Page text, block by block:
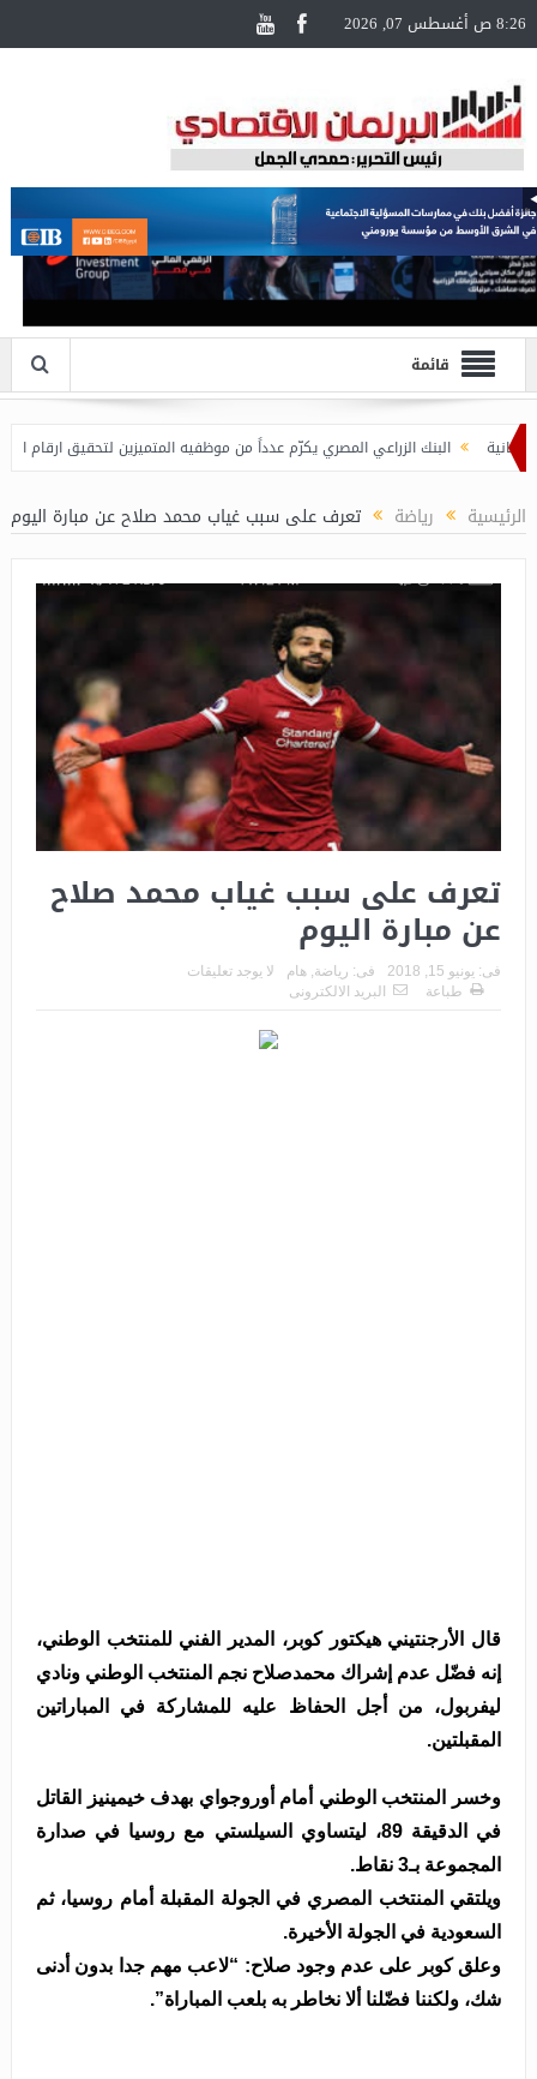
8:26 ص أغسطس 07, 2026
قائمة
البنك الزراعي المصري يكرّم عدداً من موظفيه المتميزين لتحقيق ارقام استثنائية
الرئيسية رياضة تعرف على سبب غياب محمد صلاح عن مبارة اليوم
تعرف على سبب غياب محمد صلاح
عن مبارة اليوم
فى: يونيو 15, 2018 فى: رياضة, هام
لا يوجد تعليقات
طباعة
البريد الالكترونى
قال الأرجنتيني هيكتور كوبر، المدير الفني للمنتخب الوطني،
إنه فضّل عدم إشراك محمدصلاح نجم المنتخب الوطني ونادي
ليفربول، من أجل الحفاظ عليه للمشاركة في المباراتين
المقبلتين.
وخسر المنتخب الوطني أمام أوروجواي بهدف خيمينيز القاتل
في الدقيقة 89، ليتساوي السيلستي مع روسيا في صدارة
المجموعة بـ3 نقاط.
ويلتقي المنتخب المصري في الجولة المقبلة أمام روسيا، ثم
السعودية في الجولة الأخيرة.
وعلق كوبر على عدم وجود صلاح: “لاعب مهم جدا بدون أدنى
شك، ولكننا فضّلنا ألا نخاطر به بلعب المباراة”.